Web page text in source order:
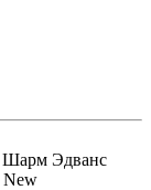
Шарм Эдванс
New